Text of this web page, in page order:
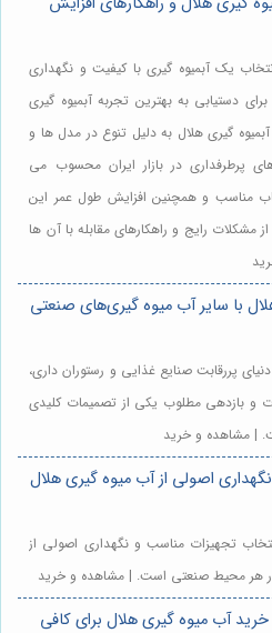
یک آبمیوه گیری با کیفیت و نگهداری
دستیابی به بهترین تجربه آبمیوه گیری
گیری هلال به دلیل تنوع در مدل ها و
پرطرفداری در بازار ایران محسوب می
مناسب و همچنین افزایش طول عمر این
مشکلات رایج و راهکارهای مقابله با آن ها
با سایر آب میوه گیری‌های صنعتی
پررقابت صنایع غذایی و رستوران داری،
و بازدهی مطلوب یکی از تصمیمات کلیدی
| مشاهده و خرید
اصولی از آب میوه گیری هلال
تجهیزات مناسب و نگهداری اصولی از
هر محیط صنعتی است. | مشاهده و خرید
آب میوه گیری هلال برای کافی